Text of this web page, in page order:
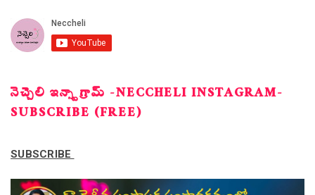
నెచ్చెలి ఇన్స్టాగ్రామ్ -NECCHELI INSTAGRAM-
SUBSCRIBE (FREE)
SUBSCRIBE